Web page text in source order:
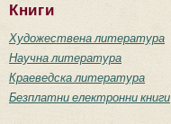
Книги
Художествена литература
Научна литература
Краеведска литература
Безплатни електронни книги